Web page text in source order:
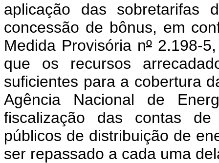
aplicação das
concessão de bônus, em
Medida Provisória nº2.198-5,
que os recursos
suficientes para a cobertura
Agência Nacional de
fiscalização das contas
públicos de distribuição de
ser repassado a cada uma